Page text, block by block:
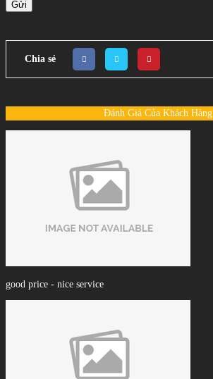
Gửi
Chia sẻ
Đánh Giá Của Khách Hàng
good price - nice service